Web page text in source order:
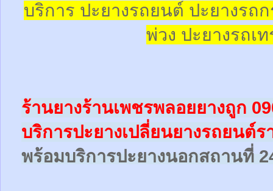
บริการ ปะยางรถยนต์ ปะยางรถ
พ่วง ปะยางรถเ
ร้านยางร้านเพชรพลอยยางถูก
บริการปะยางเปลี่ยนยางรถยนต์
พร้อมบริการปะยางนอกสถานที่